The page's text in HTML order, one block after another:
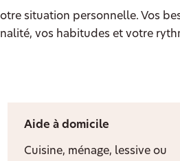
situation personnelle. Vos
vos habitudes et votre
Aide à domicile
Cuisine, ménage, lessive ou